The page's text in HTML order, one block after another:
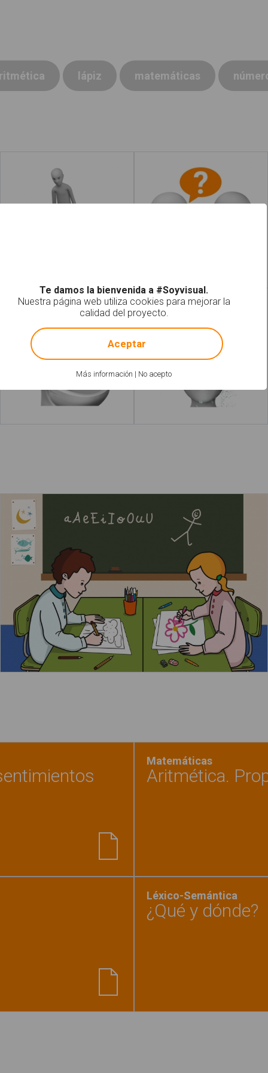
lápiz matemáticas
Desvestir Preguntar
acerca de "Querer"
Leer más Leer más
Tirar el papel al váter Lavar el pelo
Leer más
El niño dibuja un árbol y la niña pinta una flor
Matemáticas
Aritmética.
Léxico-Semántica
¿Qué y dónde?
Te damos la bienvenida a #Soyvisual.
Nuestra página web utiliza cookies para mejorar la
calidad del proyecto.
Más información | No acepto
! Not valid!
Aceptar